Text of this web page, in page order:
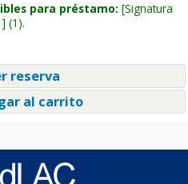
para préstamo: Signatura
(1).
reserva
al carrito